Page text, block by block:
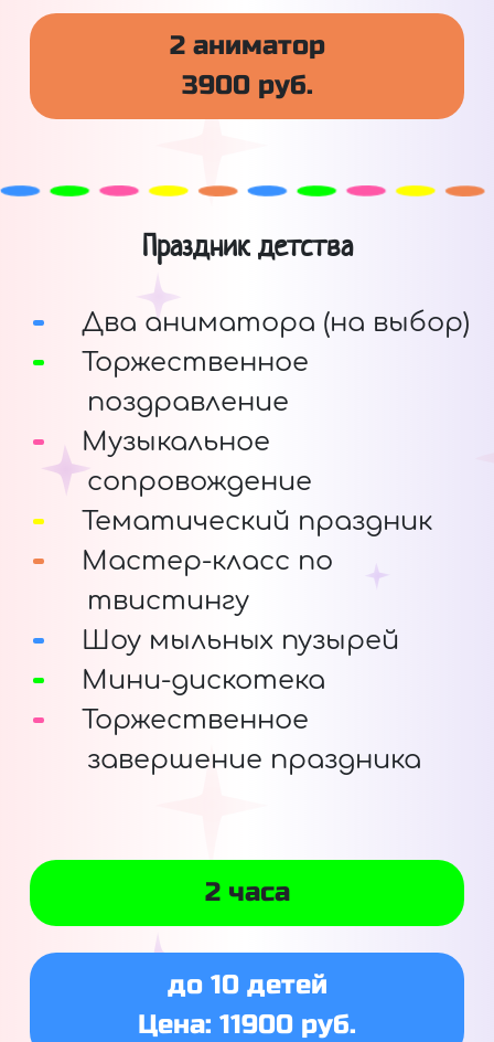
2 аниматор
3900 руб.
Праздник детства
Два аниматора (на выбор)
Торжественное
поздравление
Музыкальное
сопровождение
Тематический праздник
Мастер-класс по
твистингу
Шоу мыльных пузырей
Мини-дискотека
Торжественное
завершение праздника
2 часа
до 10 детей
Цена: 11900 руб.